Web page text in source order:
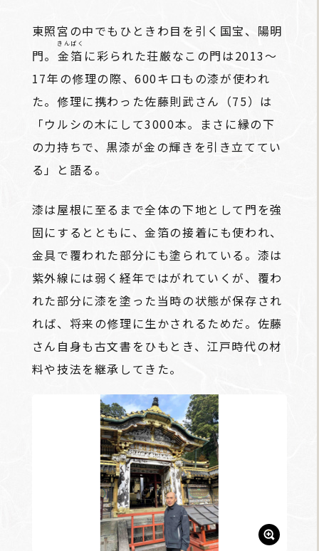
東照宮の中でもひときわ目を引く国宝、陽明
門。 金箔
きんぱく
に彩られた荘厳なこの門は2013～
17年の修理の際、600キロもの漆が使われ
た。修理に携わった佐藤則武さん（75）は
「ウルシの木にして3000本。まさに縁の下
の力持ちで、黒漆が金の輝きを引き立ててい
る」と語る。
漆は屋根に至るまで全体の下地として門を強
固にするとともに、金箔の接着にも使われ、
金具で覆われた部分にも塗られている。漆は
紫外線には弱く経年ではがれていくが、覆わ
れた部分に漆を塗った当時の状態が保存され
れば、将来の修理に生かされるためだ。佐藤
さん自身も古文書をひもとき、江戸時代の材
料や技法を継承してきた。